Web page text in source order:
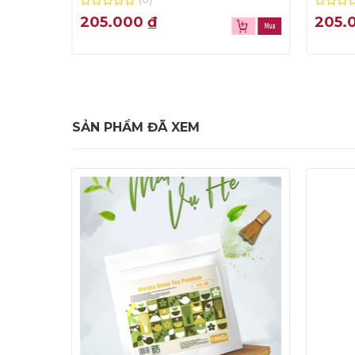
0
out
5
205.000₫
0
out
5
SẢN PHẨM ĐÃ XEM